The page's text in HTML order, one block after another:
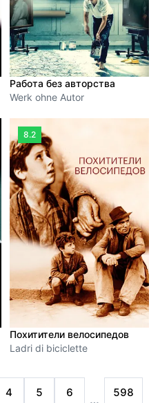
Работа без авторства
Werk ohne Autor
8.2
Похитители велосипедов
Ladri di biciclette
4 5 6
…
598